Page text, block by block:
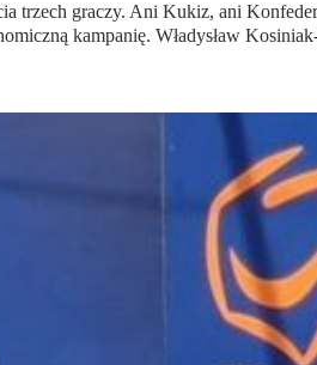
trzech graczy. Ani Kukiz, ani
kampanię. Władysław